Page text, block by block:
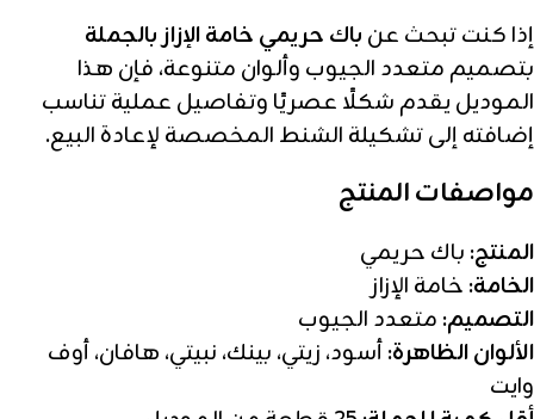
إذا كنت تبحث عن باك حريمي خامة الإزاز بالجملة
بتصميم متعدد الجيوب وألوان متنوعة، فإن هذا
الموديل يقدم شكلًا عصريًا وتفاصيل عملية تناسب
إضافته إلى تشكيلة الشنط المخصصة لإعادة البيع.
مواصفات المنتج
المنتج: باك حريمي
الخامة: خامة الإزاز
التصميم: متعدد الجيوب
الألوان الظاهرة:أسود، زيتي، بينك، نبيتي، هافان، أوف
وايت